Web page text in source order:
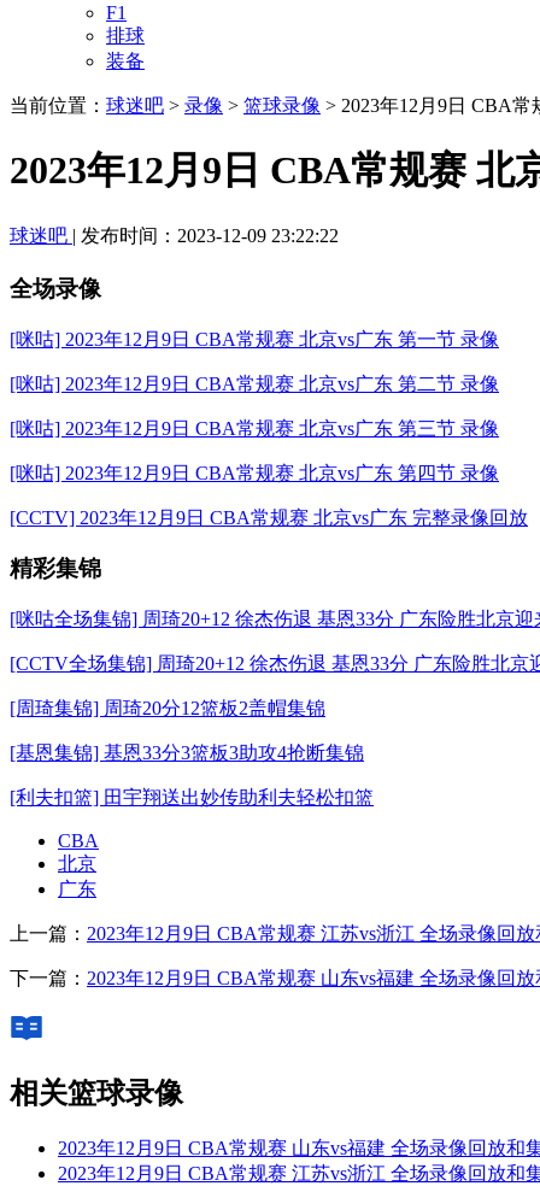
F1
排球
装备
当前位置： 球迷吧 > 录像 > 篮球录像 > 2023年12月9日 CBA
2023年12月9日 CBA常规赛
球迷吧 | 发布时间：2023-12-09 23:22:22
全场录像
[咪咕] 2023年12月9日 CBA常规赛 北京vs广东 第一节 录像
[咪咕] 2023年12月9日 CBA常规赛 北京vs广东 第二节 录像
[咪咕] 2023年12月9日 CBA常规赛 北京vs广东 第三节 录像
[咪咕] 2023年12月9日 CBA常规赛 北京vs广东 第四节 录像
[CCTV] 2023年12月9日 CBA常规赛 北京vs广东 完整录像回放
精彩集锦
[咪咕全场集锦] 周琦20+12 徐杰伤退 基恩33分 广东险胜北京迎
[CCTV全场集锦] 周琦20+12 徐杰伤退 基恩33分 广东险胜北京
[周琦集锦] 周琦20分12篮板2盖帽集锦
[基恩集锦] 基恩33分3篮板3助攻4抢断集锦
[利夫扣篮] 田宇翔送出妙传助利夫轻松扣篮
CBA
北京
广东
上一篇： 2023年12月9日 CBA常规赛 江苏vs浙江 全场录像回
下一篇： 2023年12月9日 CBA常规赛 山东vs福建 全场录像回
相关篮球录像
2023年12月9日 CBA常规赛 山东vs福建 全场录像回放和
2023年12月9日 CBA常规赛 江苏vs浙江 全场录像回放和